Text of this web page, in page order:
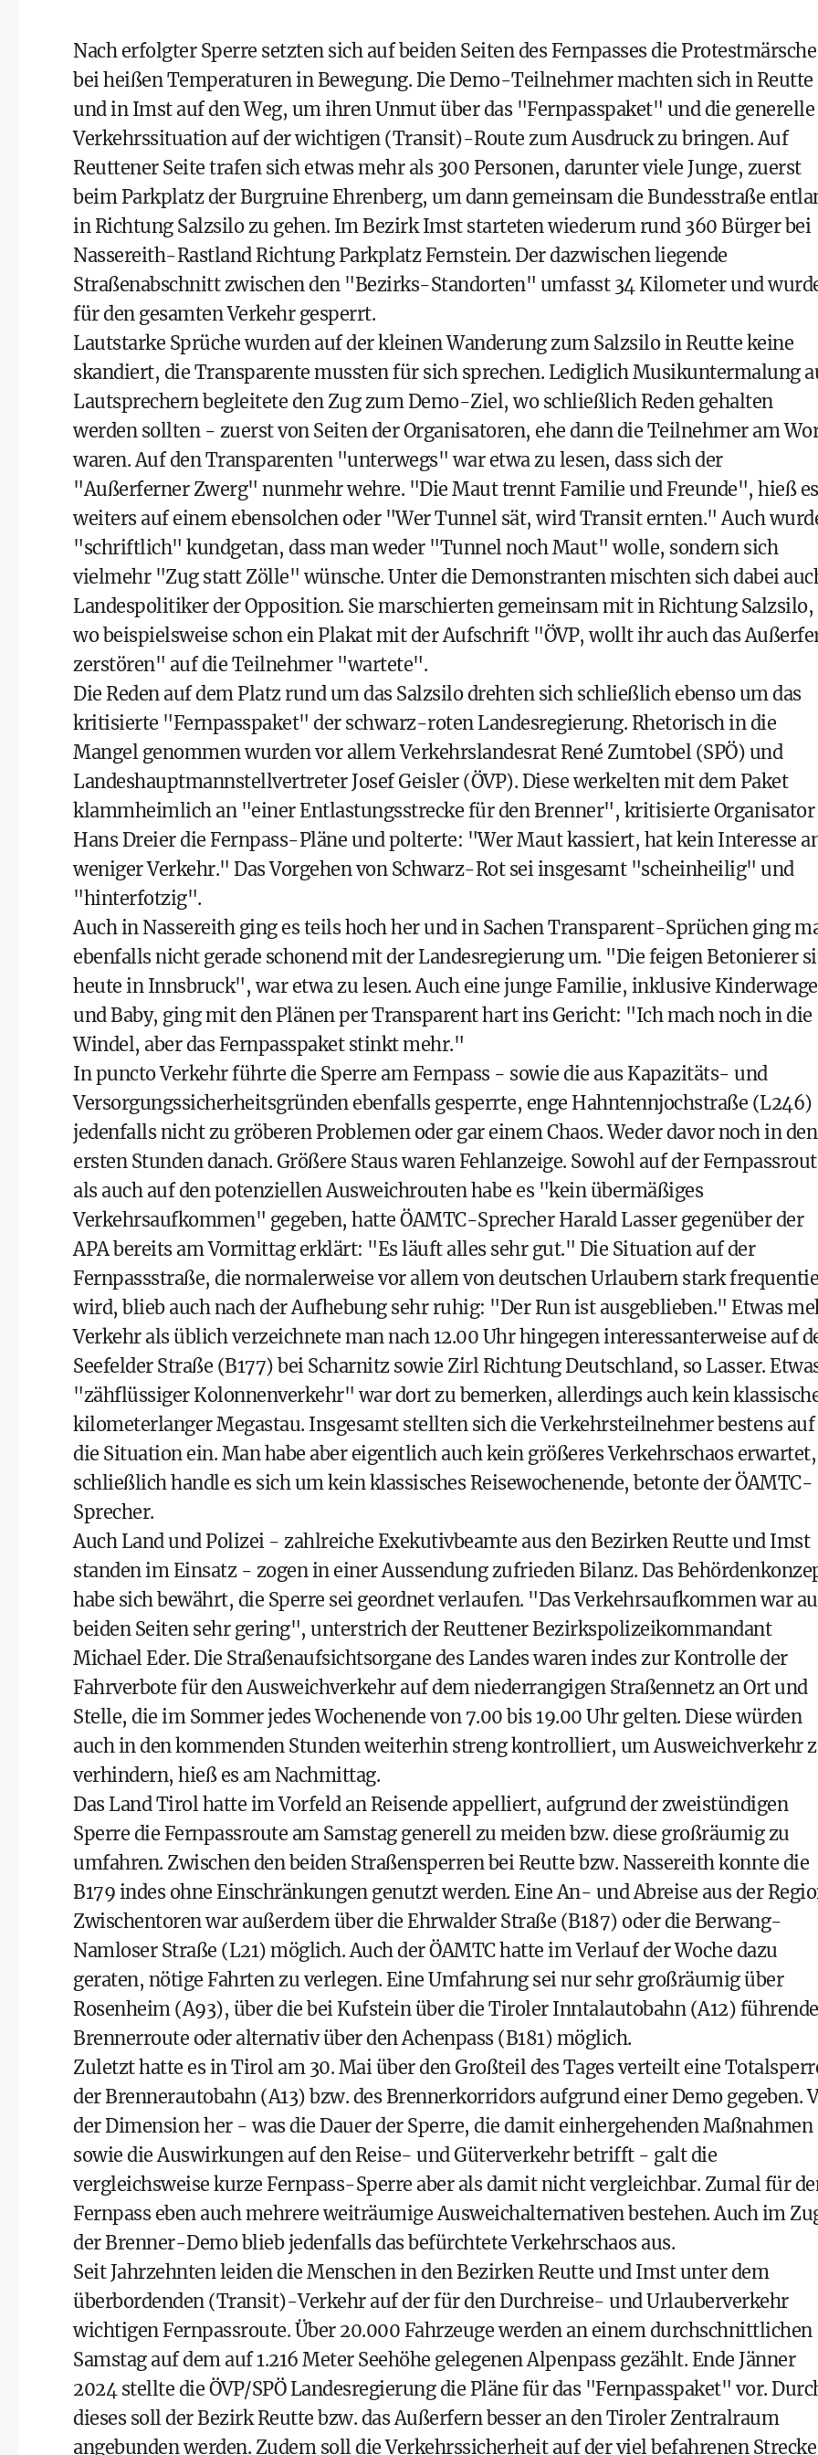
Nach erfolgter Sperre setzten sich auf beiden Seiten des Fernpasses die Protestmärsche
bei heißen Temperaturen in Bewegung. Die Demo-Teilnehmer machten sich in Reutte
und in Imst auf den Weg, um ihren Unmut über das "Fernpasspaket" und die generelle
Verkehrssituation auf der wichtigen (Transit)-Route zum Ausdruck zu bringen. Auf
Reuttener Seite trafen sich etwas mehr als 300 Personen, darunter viele Junge, zuerst
beim Parkplatz der Burgruine Ehrenberg, um dann gemeinsam die Bundesstraße
in Richtung Salzsilo zu gehen. Im Bezirk Imst starteten wiederum rund 360 Bürger bei
Nassereith-Rastland Richtung Parkplatz Fernstein. Der dazwischen liegende
Straßenabschnitt zwischen den "Bezirks-Standorten" umfasst 34 Kilometer und
für den gesamten Verkehr gesperrt.
Lautstarke Sprüche wurden auf der kleinen Wanderung zum Salzsilo in Reutte keine
skandiert, die Transparente mussten für sich sprechen. Lediglich Musikuntermalung
Lautsprechern begleitete den Zug zum Demo-Ziel, wo schließlich Reden gehalten
werden sollten - zuerst von Seiten der Organisatoren, ehe dann die Teilnehmer am
waren. Auf den Transparenten "unterwegs" war etwa zu lesen, dass sich der
"Außerferner Zwerg" nunmehr wehre. "Die Maut trennt Familie und Freunde", hieß es
weiters auf einem ebensolchen oder "Wer Tunnel sät, wird Transit ernten." Auch
"schriftlich" kundgetan, dass man weder "Tunnel noch Maut" wolle, sondern sich
vielmehr "Zug statt Zölle" wünsche. Unter die Demonstranten mischten sich dabei
Landespolitiker der Opposition. Sie marschierten gemeinsam mit in Richtung Salzsilo,
wo beispielsweise schon ein Plakat mit der Aufschrift "ÖVP, wollt ihr auch das
zerstören" auf die Teilnehmer "wartete".
Die Reden auf dem Platz rund um das Salzsilo drehten sich schließlich ebenso um das
kritisierte "Fernpasspaket" der schwarz-roten Landesregierung. Rhetorisch in die
Mangel genommen wurden vor allem Verkehrslandesrat René Zumtobel (SPÖ) und
Landeshauptmannstellvertreter Josef Geisler (ÖVP). Diese werkelten mit dem Paket
klammheimlich an "einer Entlastungsstrecke für den Brenner", kritisierte Organisator
Hans Dreier die Fernpass-Pläne und polterte: "Wer Maut kassiert, hat kein Interesse
weniger Verkehr." Das Vorgehen von Schwarz-Rot sei insgesamt "scheinheilig" und
"hinterfotzig".
Auch in Nassereith ging es teils hoch her und in Sachen Transparent-Sprüchen ging
ebenfalls nicht gerade schonend mit der Landesregierung um. "Die feigen Betonierer
heute in Innsbruck", war etwa zu lesen. Auch eine junge Familie, inklusive
und Baby, ging mit den Plänen per Transparent hart ins Gericht: "Ich mach noch in die
Windel, aber das Fernpasspaket stinkt mehr."
In puncto Verkehr führte die Sperre am Fernpass - sowie die aus Kapazitäts- und
Versorgungssicherheitsgründen ebenfalls gesperrte, enge Hahntennjochstraße
jedenfalls nicht zu gröberen Problemen oder gar einem Chaos. Weder davor noch in den
ersten Stunden danach. Größere Staus waren Fehlanzeige. Sowohl auf der
als auch auf den potenziellen Ausweichrouten habe es "kein übermäßiges
Verkehrsaufkommen" gegeben, hatte ÖAMTC-Sprecher Harald Lasser gegenüber der
APA bereits am Vormittag erklärt: "Es läuft alles sehr gut." Die Situation auf der
Fernpassstraße, die normalerweise vor allem von deutschen Urlaubern stark
wird, blieb auch nach der Aufhebung sehr ruhig: "Der Run ist ausgeblieben." Etwas
Verkehr als üblich verzeichnete man nach 12.00 Uhr hingegen interessanterweise auf
Seefelder Straße (B177) bei Scharnitz sowie Zirl Richtung Deutschland, so Lasser.
"zähflüssiger Kolonnenverkehr" war dort zu bemerken, allerdings auch kein
kilometerlanger Megastau. Insgesamt stellten sich die Verkehrsteilnehmer bestens auf
die Situation ein. Man habe aber eigentlich auch kein größeres Verkehrschaos erwartet,
schließlich handle es sich um kein klassisches Reisewochenende, betonte der ÖAMTC-
Sprecher.
Auch Land und Polizei - zahlreiche Exekutivbeamte aus den Bezirken Reutte und Imst
standen im Einsatz - zogen in einer Aussendung zufrieden Bilanz. Das
habe sich bewährt, die Sperre sei geordnet verlaufen. "Das Verkehrsaufkommen war
beiden Seiten sehr gering", unterstrich der Reuttener Bezirkspolizeikommandant
Michael Eder. Die Straßenaufsichtsorgane des Landes waren indes zur Kontrolle der
Fahrverbote für den Ausweichverkehr auf dem niederrangigen Straßennetz an Ort und
Stelle, die im Sommer jedes Wochenende von 7.00 bis 19.00 Uhr gelten. Diese würden
auch in den kommenden Stunden weiterhin streng kontrolliert, um Ausweichverkehr
verhindern, hieß es am Nachmittag.
Das Land Tirol hatte im Vorfeld an Reisende appelliert, aufgrund der zweistündigen
Sperre die Fernpassroute am Samstag generell zu meiden bzw. diese großräumig zu
umfahren. Zwischen den beiden Straßensperren bei Reutte bzw. Nassereith konnte die
B179 indes ohne Einschränkungen genutzt werden. Eine An- und Abreise aus der
Zwischentoren war außerdem über die Ehrwalder Straße (B187) oder die Berwang-
Namloser Straße (L21) möglich. Auch der ÖAMTC hatte im Verlauf der Woche dazu
geraten, nötige Fahrten zu verlegen. Eine Umfahrung sei nur sehr großräumig über
Rosenheim (A93), über die bei Kufstein über die Tiroler Inntalautobahn (A12) führende
Brennerroute oder alternativ über den Achenpass (B181) möglich.
Zuletzt hatte es in Tirol am 30. Mai über den Großteil des Tages verteilt eine
der Brennerautobahn (A13) bzw. des Brennerkorridors aufgrund einer Demo gegeben.
der Dimension her - was die Dauer der Sperre, die damit einhergehenden Maßnahmen
sowie die Auswirkungen auf den Reise- und Güterverkehr betrifft - galt die
vergleichsweise kurze Fernpass-Sperre aber als damit nicht vergleichbar. Zumal für
Fernpass eben auch mehrere weiträumige Ausweichalternativen bestehen. Auch im
der Brenner-Demo blieb jedenfalls das befürchtete Verkehrschaos aus.
Seit Jahrzehnten leiden die Menschen in den Bezirken Reutte und Imst unter dem
überbordenden (Transit)-Verkehr auf der für den Durchreise- und Urlauberverkehr
wichtigen Fernpassroute. Über 20.000 Fahrzeuge werden an einem durchschnittlichen
Samstag auf dem auf 1.216 Meter Seehöhe gelegenen Alpenpass gezählt. Ende Jänner
2024 stellte die ÖVP/SPÖ Landesregierung die Pläne für das "Fernpasspaket" vor.
dieses soll der Bezirk Reutte bzw. das Außerfern besser an den Tiroler Zentralraum
angebunden werden. Zudem soll die Verkehrssicherheit auf der viel befahrenen Strecke